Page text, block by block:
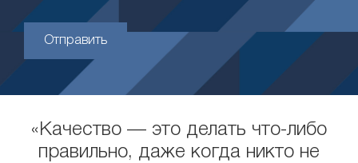
Отправить
«Качество — это делать что-либо
правильно, даже когда никто не